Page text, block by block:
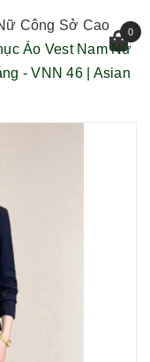
0
Công Sở Cao
Áo Vest Nam Nữ
- VNN 46 | Asian